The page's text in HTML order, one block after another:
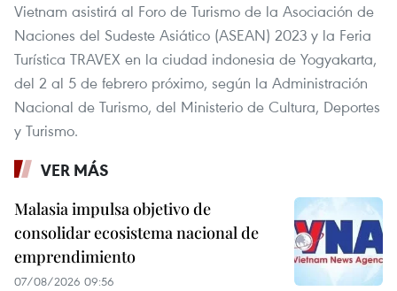
Vietnam asistirá al Foro de Turismo de la Asociación de
Naciones del Sudeste Asiático (ASEAN) 2023 y la Feria
Turística TRAVEX en la ciudad indonesia de Yogyakarta,
del 2 al 5 de febrero próximo, según la Administración
Nacional de Turismo, del Ministerio de Cultura, Deportes
y Turismo.
VER MÁS
Malasia impulsa objetivo de
consolidar ecosistema nacional de
emprendimiento
07/08/2026 09:56